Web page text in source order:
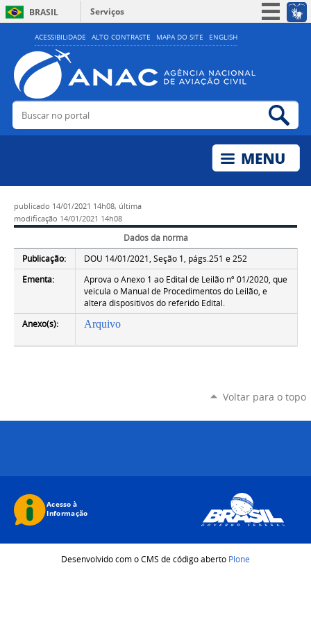
ACESSIBILIDADE ALTO CONTRASTE MAPA DO SITE ENGLISH
BRASIL
Serviços
Simplifique!
Acesso à informação
Legislação
Buscar no portal
publicado 14/01/2021 14h08, última
modificação 14/01/2021 14h08
Dados da norma
Publicação:
DOU 14/01/2021, Seção 1, págs.251 e 252
Ementa:
Aprova o Anexo 1 ao Edital de Leilão nº 01/2020, que
veicula o Manual de Procedimentos do Leilão, e
altera dispositivos do referido Edital.
Anexo(s):
Arquivo
Voltar para o topo
Desenvolvido com o CMS de código aberto Plone